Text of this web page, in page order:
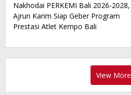
Nakhodai PERKEMI Bali 2026-2028,
Ajrun Karim Siap Geber Program
Prestasi Atlet Kempo Bali
View More